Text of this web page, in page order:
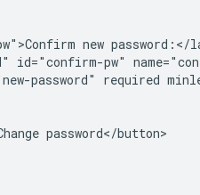
new password:</
id="confirm-pw"
password" required
password</button>